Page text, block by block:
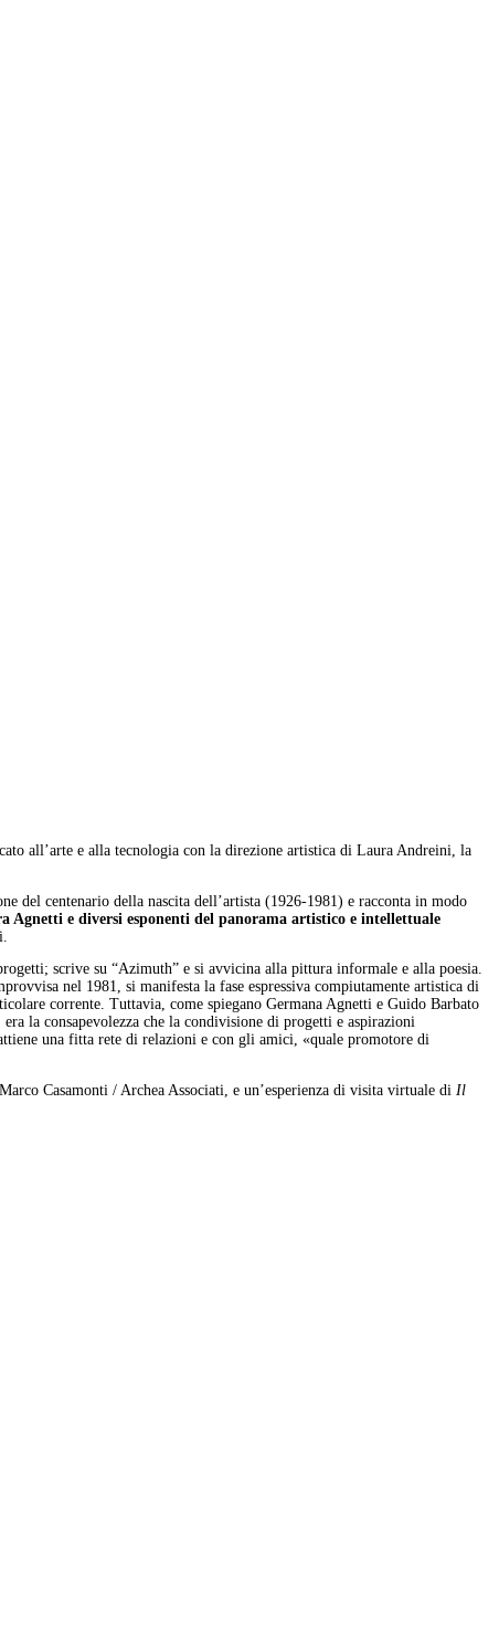
all’arte e alla tecnologia con la direzione artistica di Laura Andreini, la
del centenario della nascita dell’artista (1926-1981) e racconta in modo
Agnetti e diversi esponenti del panorama artistico e intellettuale
scrive su “Azimuth” e si avvicina alla pittura informale e alla poesia.
nel 1981, si manifesta la fase espressiva compiutamente artistica di
corrente. Tuttavia, come spiegano Germana Agnetti e Guido Barbato
la consapevolezza che la condivisione di progetti e aspirazioni
una fitta rete di relazioni e con gli amici, «quale promotore di
Casamonti / Archea Associati, e un’esperienza di visita virtuale di Il